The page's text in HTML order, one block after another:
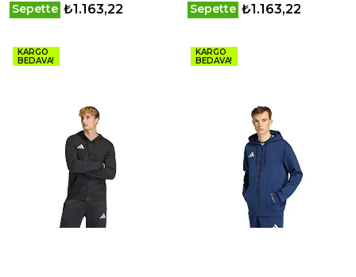
Sepette ₺1.163,22 Sepette ₺1.163,22
KARGO
BEDAVA!
KARGO
BEDAVA!